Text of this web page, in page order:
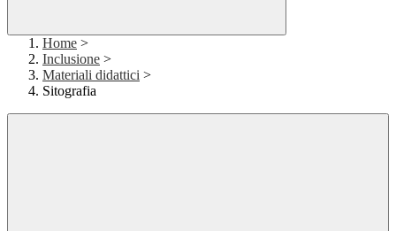
Home >
Inclusione >
Materiali didattici >
Sitografia